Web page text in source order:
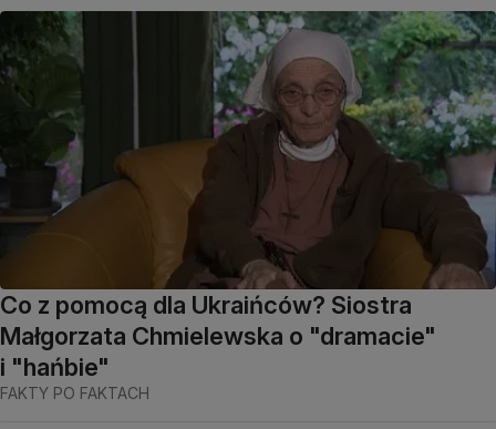
Co z pomocą dla Ukraińców? Siostra
Małgorzata Chmielewska o "dramacie"
i "hańbie"
FAKTY PO FAKTACH